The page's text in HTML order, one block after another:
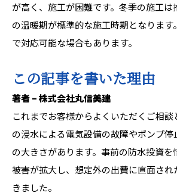
が高く、施工が困難です。冬季の施工は
の温暖期が標準的な施工時期となります
で対応可能な場合もあります。
この記事を書いた理由
著者 – 株式会社丸信美建
これまでお客様からよくいただくご相談
の浸水による電気設備の故障やポンプ停
の大きさがあります。事前の防水投資
被害が拡大し、想定外の出費に直面され
きました。